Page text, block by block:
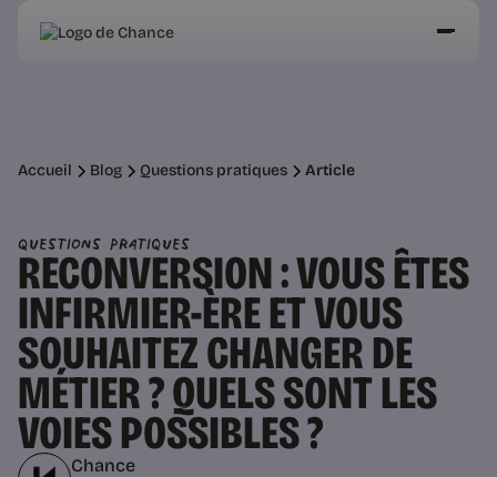
Accueil Blog Questions pratiques Article
Questions pratiques
RECONVERSION : VOUS ÊTES
INFIRMIER-ÈRE ET VOUS
SOUHAITEZ CHANGER DE
MÉTIER ? QUELS SONT LES
VOIES POSSIBLES ?
Chance